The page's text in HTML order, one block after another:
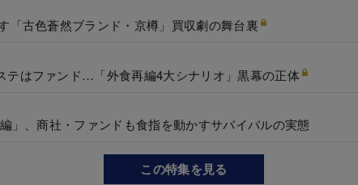
「古色蒼然ブランド・京樽」買収劇の舞台裏
テはファンド…「外食再編4大シナリオ」黒幕の正体
」、商社・ファンドも食指を動かすサバイバルの実態
この特集を見る